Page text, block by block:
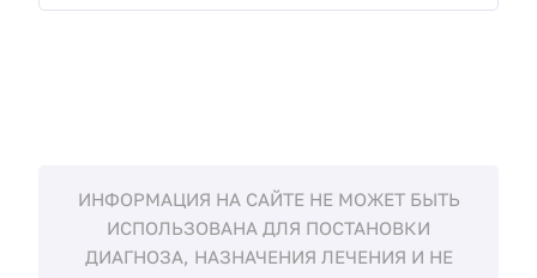
ИНФОРМАЦИЯ НА САЙТЕ НЕ МОЖЕТ БЫТЬ
ИСПОЛЬЗОВАНА ДЛЯ ПОСТАНОВКИ
ДИАГНОЗА, НАЗНАЧЕНИЯ ЛЕЧЕНИЯ И НЕ